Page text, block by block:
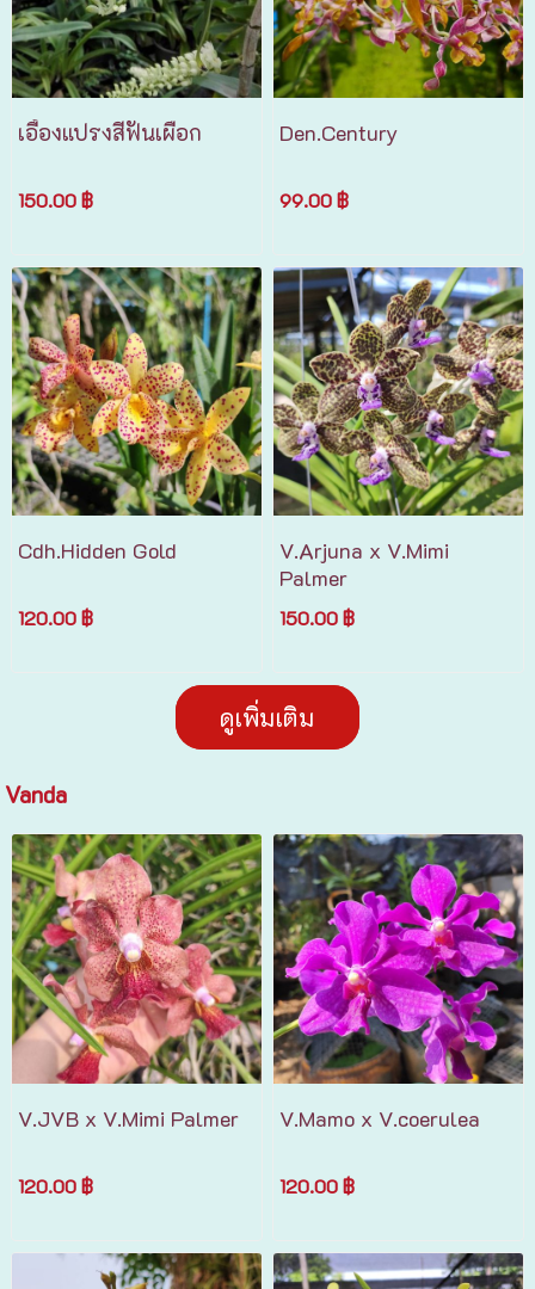
เอื้องแปรงสีฟันเผือก
150.00 ฿
Den.Century
99.00 ฿
Cdh.Hidden Gold
120.00 ฿
V.Arjuna x V.Mimi
Palmer
150.00 ฿
ดูเพิ่มเติม
Vanda
V.JVB x V.Mimi Palmer
120.00 ฿
V.Mamo x V.coerulea
120.00 ฿